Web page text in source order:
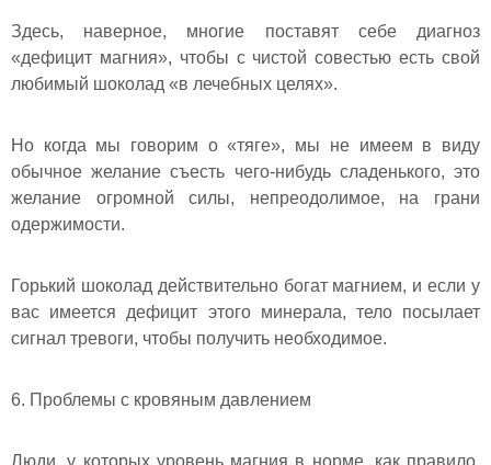
Здесь, наверное, многие поставят себе диагноз
«дефицит магния», чтобы с чистой совестью есть свой
любимый шоколад «в лечебных целях».
Но когда мы говорим о «тяге», мы не имеем в виду
обычное желание съесть чего-нибудь сладенького, это
желание огромной силы, непреодолимое, на грани
одержимости.
Горький шоколад действительно богат магнием, и если у
вас имеется дефицит этого минерала, тело посылает
сигнал тревоги, чтобы получить необходимое.
6. Проблемы с кровяным давлением